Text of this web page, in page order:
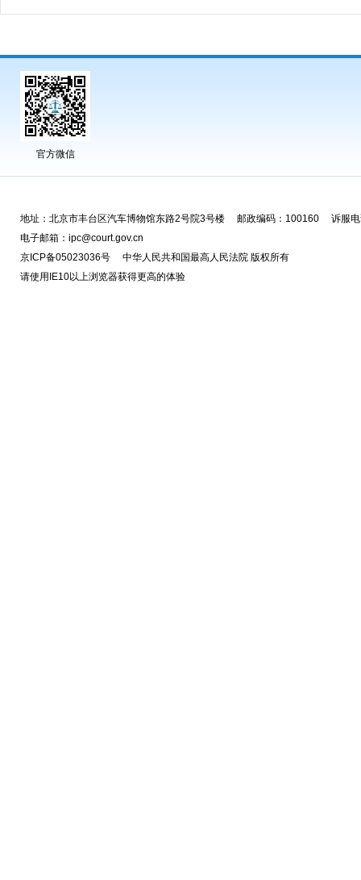
官方微信
地址：北京市丰台区汽车博物馆东路2号院3号楼 邮政编码：100160 诉服
电子邮箱：ipc@court.gov.cn
京ICP备05023036号 中华人民共和国最高人民法院 版权所有
请使用IE10以上浏览器获得更高的体验